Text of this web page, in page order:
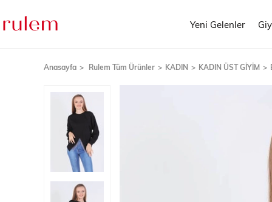
Yeni Gelenler
Anasayfa Rulem Tüm Ürünler KADIN KADIN ÜST GİYİM